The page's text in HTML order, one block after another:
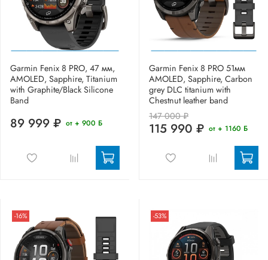
Garmin Fenix 8 PRO, 47 мм,
AMOLED, Sapphire, Titanium
with Graphite/Black Silicone
Band
89 999 ₽ от + 900 Б
Garmin Fenix 8 PRO 51мм
AMOLED, Sapphire, Carbon
grey DLC titanium with
Chestnut leather band
147 000 ₽
115 990 ₽ от + 1160 Б
-16% -53%